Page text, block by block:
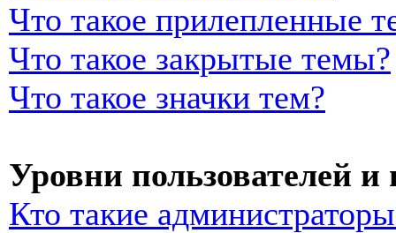
Что такое прилепленные
Что такое закрытые темы?
Что такое значки тем?
Уровни пользователей
Кто такие